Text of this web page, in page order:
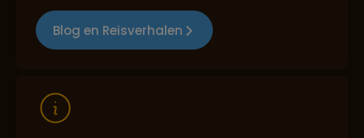
Blog en Reisverhalen